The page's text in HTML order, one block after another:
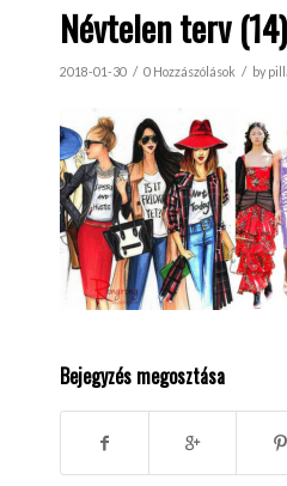
Névtelen terv (14)
2018-01-30 / 0 Hozzászólások / by
Bejegyzés megosztása